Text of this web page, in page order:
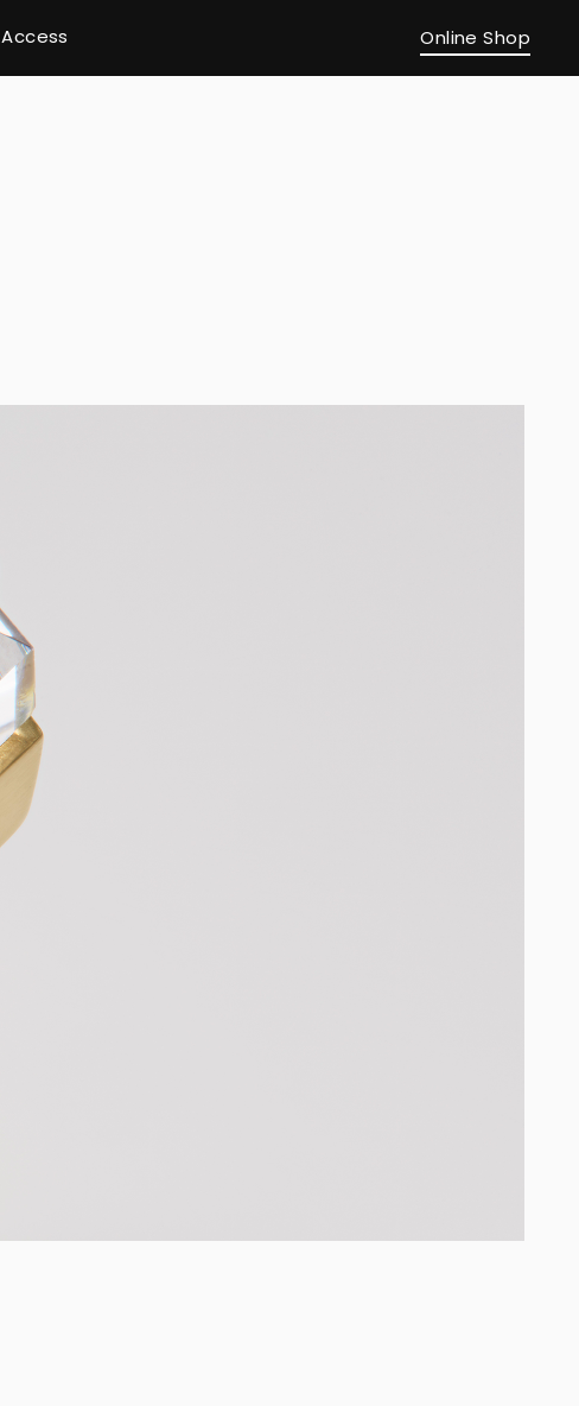
Access Online Shop